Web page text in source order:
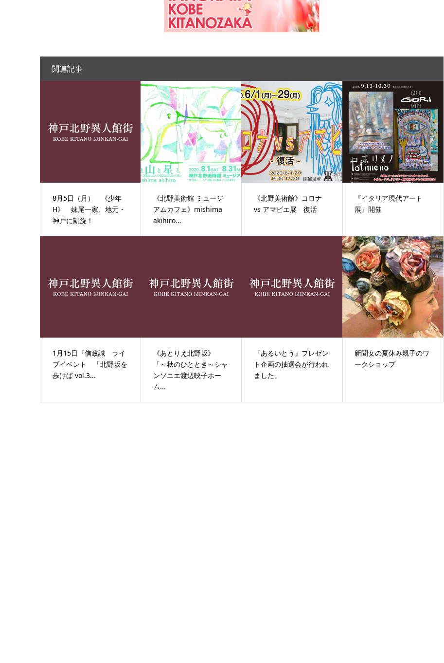
関連記事
8月5日（月） 《少年
H》 妹尾一家、地元・
神戸に凱旋！
《北野美術館 ミュージ
アムカフェ》mishima
akihiro...
《北野美術館》コロナ
vs アマビエ展 復活
『イタリア現代アート
展』開催
1月15日『信政誠 ライ
ブイベント 「北野坂を
歩けば vol.3...
《あとりえ北野坂》
「～秋のひととき～シャ
ンソニエ渡辺映子ホー
ム...
『あるいとう』プレゼン
ト企画の抽選会が行われ
ました。
新聞女の夏休み親子のワ
ークショップ